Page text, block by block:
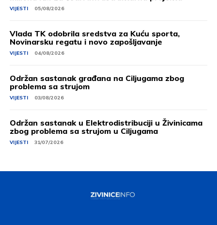
VIJESTI 05/08/2026
Vlada TK odobrila sredstva za Kuću sporta,
Novinarsku regatu i novo zapošljavanje
VIJESTI 04/08/2026
Održan sastanak građana na Ciljugama zbog
problema sa strujom
VIJESTI 03/08/2026
Održan sastanak u Elektrodistribuciji u Živinicama
zbog problema sa strujom u Ciljugama
VIJESTI 31/07/2026